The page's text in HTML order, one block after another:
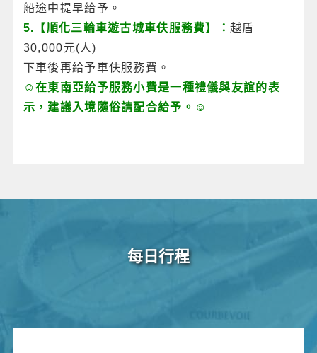
船途中提早給予。
5.【順化三輪車遊古城車伕服務費】： 越盾
30,000元(人)
下車後再給予車伕服務費。
☺在東南亞給予服務小費是一種禮儀與友誼的表
示，建議入境隨俗請配合給予。☺
每日行程